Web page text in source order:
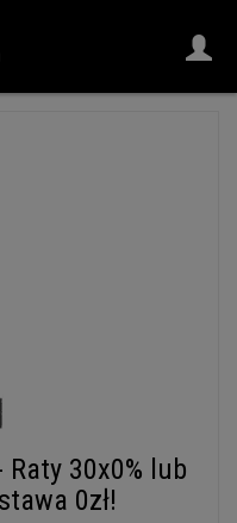
30x0% lub
0zł!